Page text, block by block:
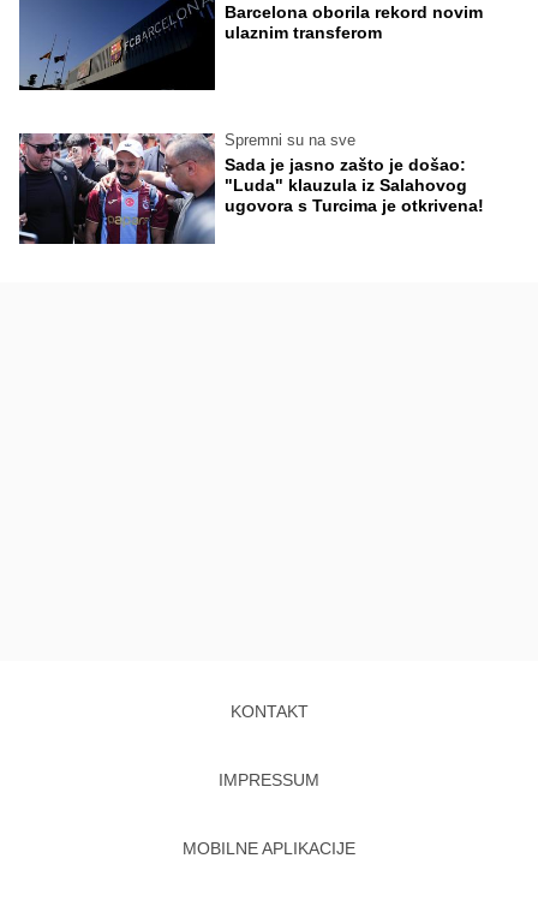
Barcelona oborila rekord novim
ulaznim transferom
Spremni su na sve
Sada je jasno zašto je došao:
"Luda" klauzula iz Salahovog
ugovora s Turcima je otkrivena!
KONTAKT
IMPRESSUM
MOBILNE APLIKACIJE